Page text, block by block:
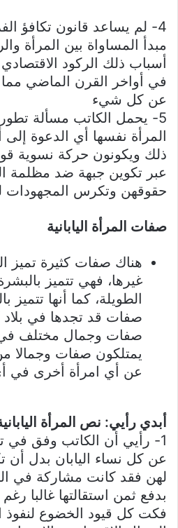
4- لم يساعد قانون تكافؤ
مبدأ المساواة بين المرأة
أسباب ذلك الركود
في أواخر القرن الماضي مما
عن كل شيء
5- يحمل الكاتب مسألة تطور
المرأة نفسها أي الدعوة
ذلك ويكونون حركة نسوية
عبر تكوين جبهة ضد مظلمة
حقوقهن وتكرس المجهودات
صفات المرأة اليابانية
هناك صفات كثيرة تميز
غيرها، فهي تتميز
الطويلة، كما أنها تتميز
صفات قد تجدها في بلاد
صفات وجمال مختلف في
يمتلكون صفات وجمالا
عن أي امرأة أخرى في
أبدي رأيي: نص المرأة
1- رأيي أن الكاتب وفق في
عن كل نساء اليابان بدل أن
لهن فقد كانت مشاركة في
بدفع ثمن استقالتها غالبا رغم
فكت كل قيود الخضوع لنفوذ